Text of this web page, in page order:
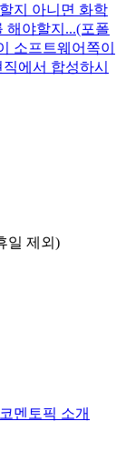
지 아니면 화학
해야할지...(포폴
소프트웨어쪽이
에서 합성하시
일 제외)
코멘토픽 소개